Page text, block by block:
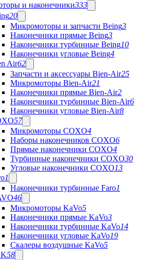
и наконечники333
20
Микромоторы и запчасти Being3
Наконечники прямые Being3
Наконечники турбинные Being10
Наконечники угловые Being4
Air62
Запчасти и аксессуары Bien-Air25
Микромоторы Bien-Air21
Наконечники прямые Bien-Air2
Наконечники турбинные Bien-Air6
Наконечники угловые Bien-Air8
57
Микромоторы COXO4
Наборы наконечников COXO6
Прямые наконечники COXO4
Турбинные наконечники COXO30
Угловые наконечники COXO13
1
Наконечники турбинные Faro1
46
Микромоторы KaVo5
Наконечники прямые KaVo3
Наконечники турбинные KaVo14
Наконечники угловые KaVo19
Скалеры воздушные KaVo5
58